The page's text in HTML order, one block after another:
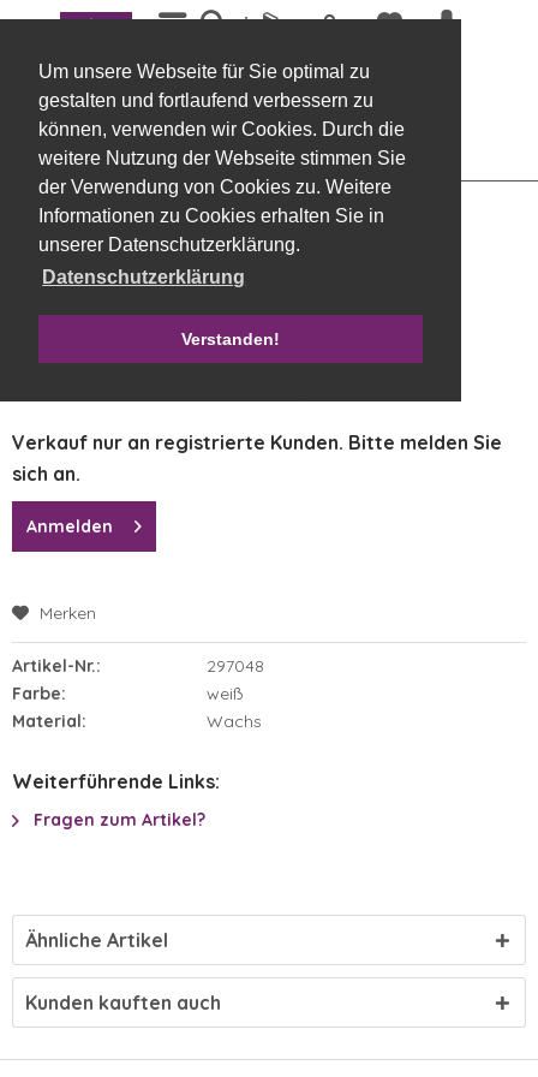
Um unsere Webseite für Sie optimal zu
gestalten und fortlaufend verbessern zu
können, verwenden wir Cookies. Durch die
weitere Nutzung der Webseite stimmen Sie
der Verwendung von Cookies zu. Weitere
Informationen zu Cookies erhalten Sie in
unserer Datenschutzerklärung.
Datenschutzerklärung
Verstanden!
Menü
Übersicht Weihnachtskerzen, veredelt
Trendkerze 130/70, 4 Stück wollweiß
Verkauf nur an registrierte Kunden. Bitte melden Sie
sich an.
Anmelden
Merken
Artikel-Nr.:
297048
Farbe:
weiß
Material:
Wachs
Weiterführende Links:
Fragen zum Artikel?
Ähnliche Artikel
Kunden kauften auch